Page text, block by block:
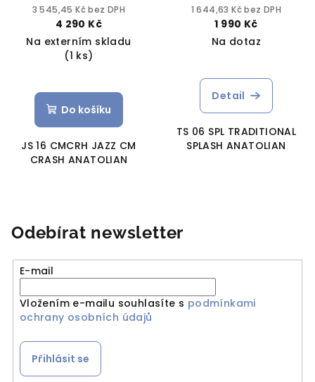
3 545,45 Kč bez DPH
4 290 Kč
Na externím skladu
(1 ks)
Do košíku
JS 16 CMCRH JAZZ CM
CRASH ANATOLIAN
1 644,63 Kč bez DPH
1 990 Kč
Na dotaz
Detail
TS 06 SPL TRADITIONAL
SPLASH ANATOLIAN
Odebírat newsletter
E-mail
Vložením e-mailu souhlasíte s podmínkami
ochrany osobních údajů
Přihlásit se